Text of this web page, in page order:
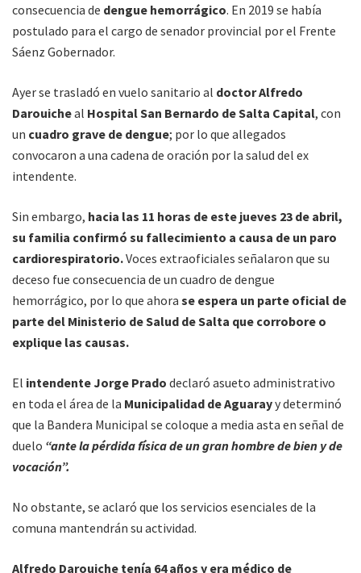
consecuencia de dengue hemorrágico. En 2019 se había
postulado para el cargo de senador provincial por el Frente
Sáenz Gobernador.
Ayer se trasladó en vuelo sanitario al doctor Alfredo
Darouicheal Hospital San Bernardo de Salta Capital, con
un cuadro grave de dengue; por lo que allegados
convocaron a una cadena de oración por la salud del ex
intendente.
Sin embargo, hacia las 11 horas de este jueves 23 de abril,
su familia confirmó su fallecimiento a causa de un paro
cardiorespiratorio.Voces extraoficiales señalaron que su
deceso fue consecuencia de un cuadro de dengue
hemorrágico, por lo que ahora se espera un parte oficial de
parte del Ministerio de Salud de Salta que corrobore o
explique las causas.
El intendente Jorge Prado declaró asueto administrativo
en toda el área de la Municipalidad de Aguarayy determinó
que la Bandera Municipal se coloque a media asta en señal de
duelo “ante la pérdida física de un gran hombre de bien y de
vocación”.
No obstante, se aclaró que los servicios esenciales de la
comuna mantendrán su actividad.
Alfredo Darouiche tenía 64 años y era médico de